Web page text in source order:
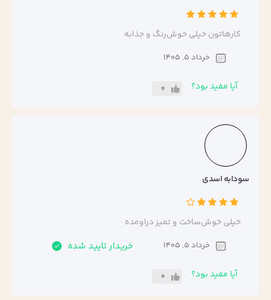
کارهاتون خیلی خوش‌رنگ و جذابه
خرداد 5, 1405
آیا مفید بود؟ 0
سودابه اسدی
خیلی خوش‌ساخت و تمیز دراومده
خرداد 5, 1405 خریدار تایید شده
آیا مفید بود؟ 0